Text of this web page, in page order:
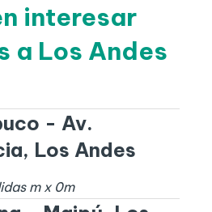
interesar
a Los Andes
- Av.
Los Andes
m x 0m